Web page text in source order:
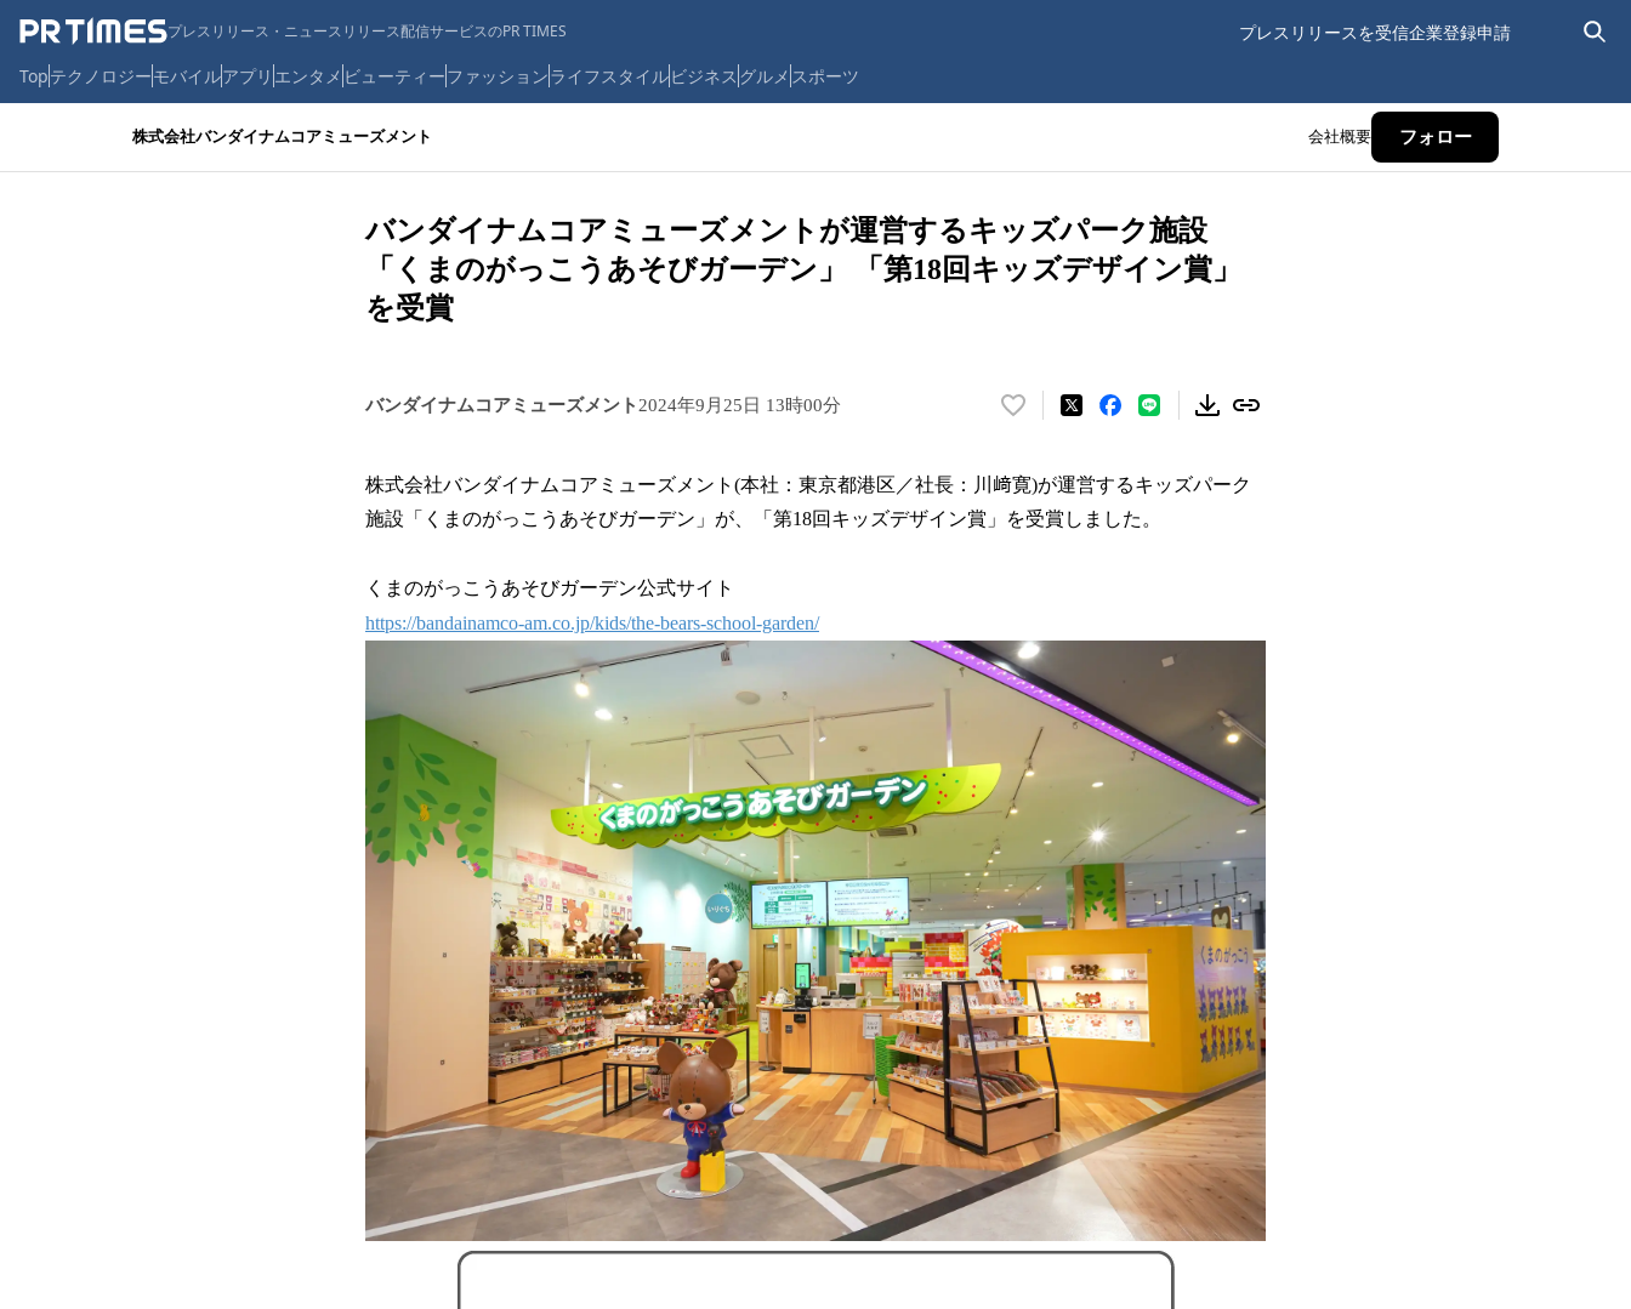
プレスリリース・ニュースリリース配信サービスのPR TIMES プレスリリースを受信企業登録申請
Topテクノロジーモバイルアプリ エンタメ ビューティーファッションライフスタイルビジネス グルメ スポーツ
株式会社バンダイナムコアミューズメント 会社概要 フォロー
バンダイナムコアミューズメントが運営するキッズパーク施設
「くまのがっこうあそびガーデン」 「第18回キッズデザイン賞」
を受賞
バンダイナムコアミューズメント 2024年9月25日 13時00分
い
！
数
み
中
で
株式会社バンダイナムコアミューズメント(本社：東京都港区／社長：川﨑寛)が運営するキッズパーク
施設「くまのがっこうあそびガーデン」が、「第18回キッズデザイン賞」を受賞しました。
くまのがっこうあそびガーデン公式サイト
https://bandainamco-am.co.jp/kids/the-bears-school-garden/